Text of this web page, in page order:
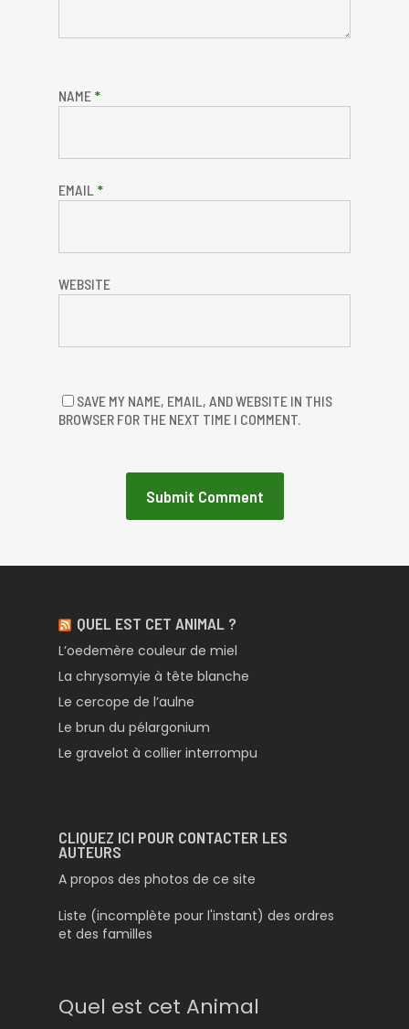
NAME *
EMAIL *
WEBSITE
SAVE MY NAME, EMAIL, AND WEBSITE IN THIS
BROWSER FOR THE NEXT TIME I COMMENT.
QUEL EST CET ANIMAL ?
L’oedemère couleur de miel
La chrysomyie à tête blanche
Le cercope de l’aulne
Le brun du pélargonium
Le gravelot à collier interrompu
CLIQUEZ ICI POUR CONTACTER LES
AUTEURS
A propos des photos de ce site
Liste (incomplète pour l'instant) des ordres
et des familles
Quel est cet Animal